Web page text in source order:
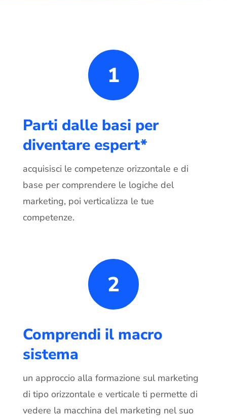
1
Parti dalle basi per
diventare espert*
acquisisci le competenze orizzontale e di
base per comprendere le logiche del
marketing, poi verticalizza le tue
competenze.
2
Comprendi il macro
sistema
un approccio alla formazione sul marketing
di tipo orizzontale e verticale ti permette di
vedere la macchina del marketing nel suo